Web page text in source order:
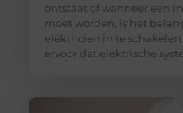
ontstaat of wanneer een
moet worden, is het
elektricien in te
ervoor dat elektrische